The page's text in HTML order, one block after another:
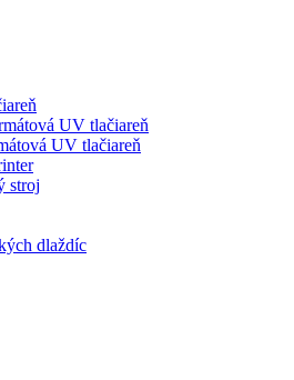
UV tlačiareň
UV tlačiareň
stroj
dlaždíc